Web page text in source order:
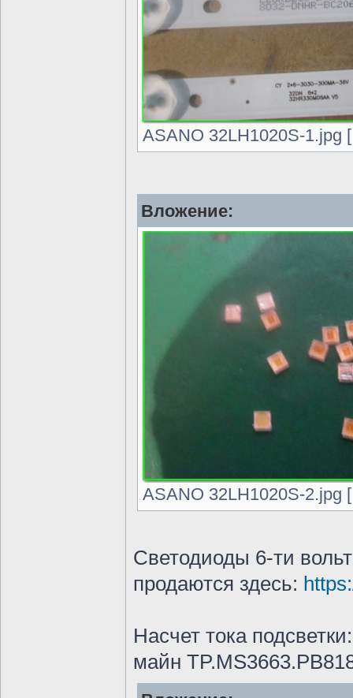
ASANO 32LH1020S-1.jpg
Вложение:
ASANO 32LH1020S-2.jpg
Светодиоды 6-ти
продаются здесь:
Насчет тока подсветки:
майн